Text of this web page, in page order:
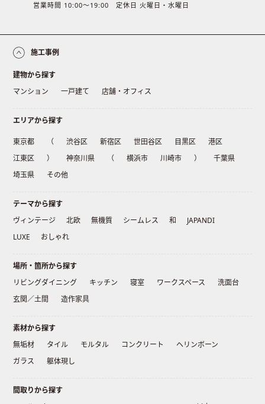
営業時間 10:00〜19:00 定休日 火曜日・水曜日
施工事例
建物から探す
マンション
一戸建て 店舗・オフィス
エリアから探す
東京都 （ 渋谷区 新宿区 世田谷区 目黒区
港区
江東区
） 神奈川県 （ 横浜市 川崎市 ）
千葉県
埼玉県
その他
テーマから探す
ヴィンテージ
北欧 無機質 シームレス 和
JAPANDI
LUXE
おしゃれ
場所・箇所から探す
リビングダイニング
キッチン 寝室 ワークスペース
洗面台
玄関／土間
造作家具
素材から探す
無垢材
タイル モルタル コンクリート
ヘリンボーン
ガラス
躯体現し
間取りから探す